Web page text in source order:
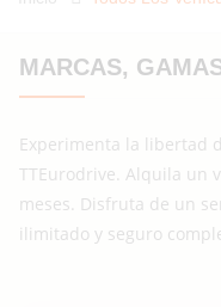
MARCAS,
Experimenta la libertad
TTEurodrive. Alquila un
meses. Disfruta de un
ilimitado y seguro